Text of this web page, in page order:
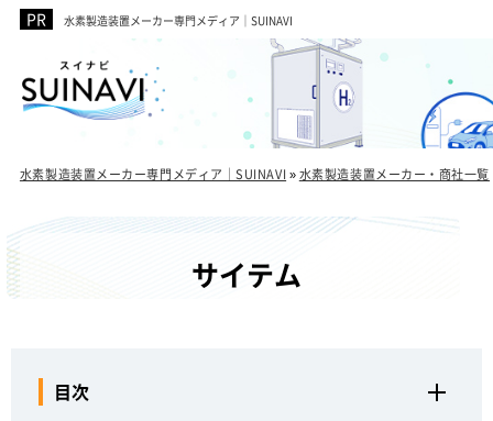
水素製造装置メーカー専門メディア｜SUINAVI
水素製造装置メーカー専門メディア｜SUINAVI »水素製造装置メーカー・商社一覧
サイテム
目次